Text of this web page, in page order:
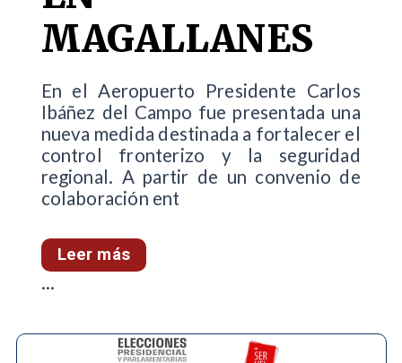
MAGALLANES
En el Aeropuerto Presidente Carlos
Ibáñez del Campo fue presentada una
nueva medida destinada a fortalecer el
control fronterizo y la seguridad
regional. A partir de un convenio de
colaboración ent
Leer más
...